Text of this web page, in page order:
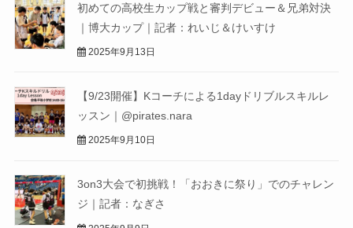
初めての高校生カップ戦と審判デビュー＆兄弟対決
｜博大カップ｜記者：れいじ＆けいすけ
2025年9月13日
【9/23開催】Kコーチによる1dayドリブルスキルレ
ッスン｜@pirates.nara
2025年9月10日
3on3大会で初挑戦！「おおきに祭り」でのチャレン
ジ｜記者：なぎさ